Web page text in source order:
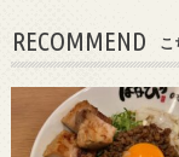
RECOMMEND こ